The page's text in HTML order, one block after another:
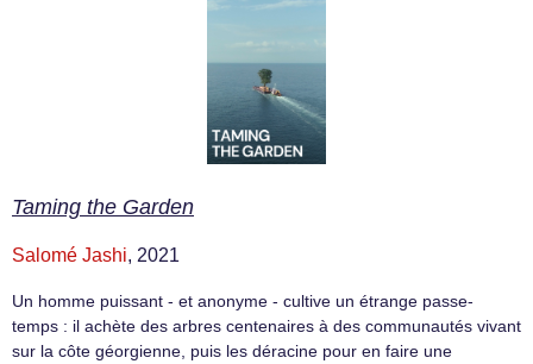
Taming the Garden
Salomé Jashi, 2021
Un homme puissant - et anonyme - cultive un étrange passe-
temps : il achète des arbres centenaires à des communautés vivant
sur la côte géorgienne, puis les déracine pour en faire une